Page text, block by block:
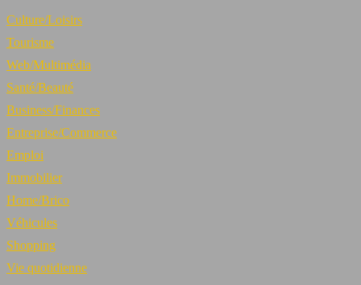
Culture/Loisirs
Tourisme
Web/Multimédia
Santé/Beauté
Business/Finances
Entreprise/Commerce
Emploi
Immobilier
Home/Brico
Véhicules
Shopping
Vie quotidienne